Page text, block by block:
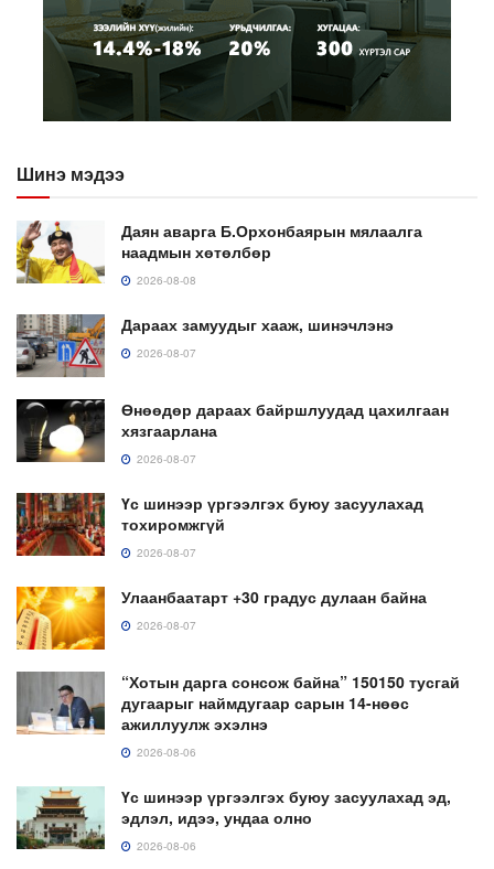
Шинэ мэдээ
Даян аварга Б.Орхонбаярын мялаалга
наадмын хөтөлбөр
2026-08-08
Дараах замуудыг хааж, шинэчлэнэ
2026-08-07
Өнөөдөр дараах байршлуудад цахилгаан
хязгаарлана
2026-08-07
Үс шинээр үргээлгэх буюу засуулахад
тохиромжгүй
2026-08-07
Улаанбаатарт +30 градус дулаан байна
2026-08-07
“Хотын дарга сонсож байна” 150150 тусгай
дугаарыг наймдугаар сарын 14-нөөс
ажиллуулж эхэлнэ
2026-08-06
Үс шинээр үргээлгэх буюу засуулахад эд,
эдлэл, идээ, ундаа олно
2026-08-06